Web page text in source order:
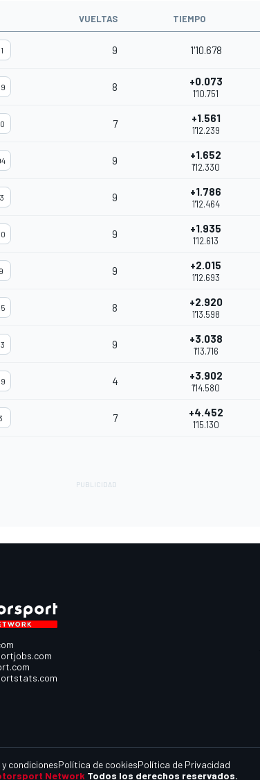
VUELTAS TIEMPO
9 1'10.678
8 +0.073
1'10.751
7 +1.561
1'12.239
9 +1.652
1'12.330
9 +1.786
1'12.464
9 +1.935
1'12.613
9 9 +2.015
1'12.693
8 +2.920
1'13.598
9 +3.038
1'13.716
4 +3.902
1'14.580
7 +4.452
1'15.130
Network Todos los derechos reservados.
condicionesPolítica de cookiesPolítica de Privacidad